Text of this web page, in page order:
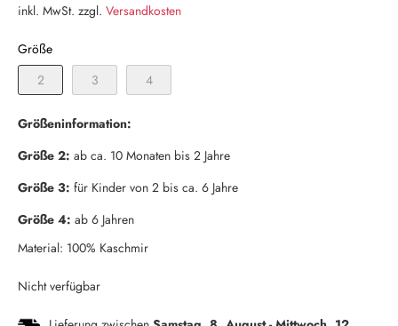
inkl. MwSt. zzgl. Versandkosten
Größe
2
3 4
Größeninformation:
Größe 2: ab ca. 10 Monaten bis 2 Jahre
Größe 3: für Kinder von 2 bis ca. 6 Jahre
Größe 4: ab 6 Jahren
Material: 100% Kaschmir
Nicht verfügbar